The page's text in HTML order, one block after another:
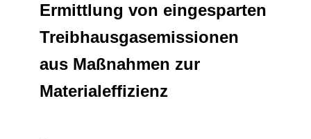
Ermittlung von eingesparten
Treibhausgasemissionen
aus Maßnahmen zur
Materialeffizienz